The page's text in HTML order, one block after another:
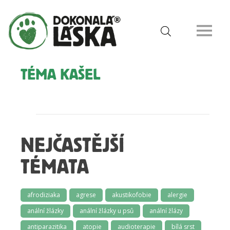
TÉMA KAŠEL
NEJČASTĚJŠÍ
TÉMATA
afrodiziaka agrese akustikofobie
alergie
anální žlázky
anální žlázky u psů
anální žlázy
antiparazitika
atopie audioterapie
bílá srst